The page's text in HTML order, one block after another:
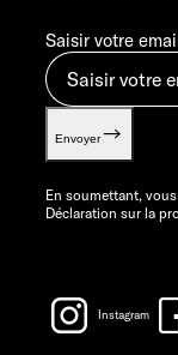
Saisir votre
Envoyer
En soumettant,
Déclaration sur la
Instagram